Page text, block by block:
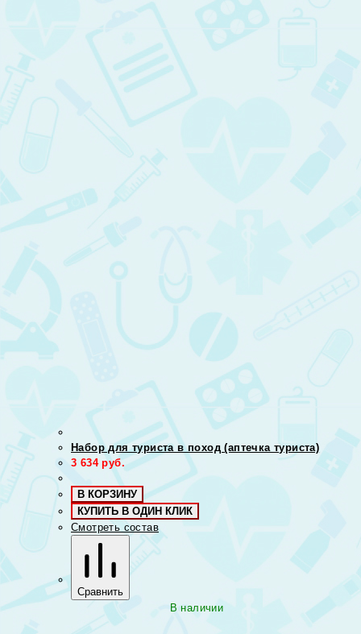
Набор для туриста в поход (аптечка туриста)
3 634руб.
В КОРЗИНУ
КУПИТЬ В ОДИН КЛИК
Смотреть состав
Сравнить
В наличии